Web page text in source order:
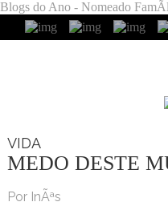
Blogs do Ano - Nomeado
VIDA
MEDO DESTE
Por InÃªs